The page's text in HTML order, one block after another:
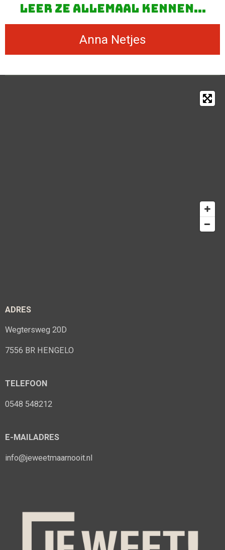
leer ze allemaal kennen...
Anna Netjes
ADRES
Wegtersweg 20D
7556 BR HENGELO
TELEFOON
0548 548212
E-MAILADRES
info@jeweetmaarnooit.nl